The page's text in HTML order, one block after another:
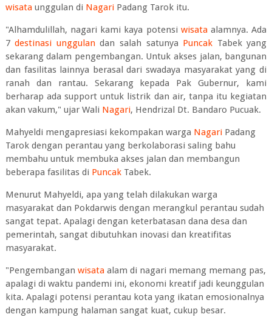
wisataunggulan di NagariPadang Tarok itu.
"Alhamdulillah, nagari kami kaya potensi wisataalamnya. Ada
7destinasi unggulandan salah satunya Puncak Tabek yang
sekarang dalam pengembangan. Untuk akses jalan, bangunan
dan fasilitas lainnya berasal dari swadaya masyarakat yang di
ranah dan rantau. Sekarang kepada Pak Gubernur, kami
berharap ada support untuk listrik dan air, tanpa itu kegiatan
akan vakum," ujar Wali Nagari, Hendrizal Dt. Bandaro Pucuak.
Mahyeldi mengapresiasi kekompakan warga NagariPadang
Tarok dengan perantau yang berkolaborasi saling bahu
membahu untuk membuka akses jalan dan membangun
beberapa fasilitas di PuncakTabek.
Menurut Mahyeldi, apa yang telah dilakukan warga
masyarakat dan Pokdarwis dengan merangkul perantau sudah
sangat tepat. Apalagi dengan keterbatasan dana desa dan
pemerintah, sangat dibutuhkan inovasi dan kreatifitas
masyarakat.
"Pengembangan wisataalam di nagari memang memang pas,
apalagi di waktu pandemi ini, ekonomi kreatif jadi keunggulan
kita. Apalagi potensi perantau kota yang ikatan emosionalnya
dengan kampung halaman sangat kuat, cukup besar.